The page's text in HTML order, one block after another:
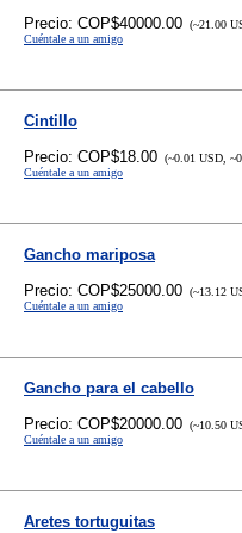
Precio: COP$40000.00 (~21.00
Cuéntale a un amigo
Cintillo
Precio: COP$18.00 (~0.01 USD,
Cuéntale a un amigo
Gancho mariposa
Precio: COP$25000.00 (~13.12
Cuéntale a un amigo
Gancho para el cabello
Precio: COP$20000.00 (~10.50
Cuéntale a un amigo
Aretes tortuguitas